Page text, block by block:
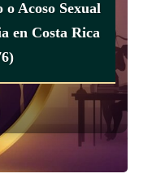
Acoso Sexual
en Costa Rica